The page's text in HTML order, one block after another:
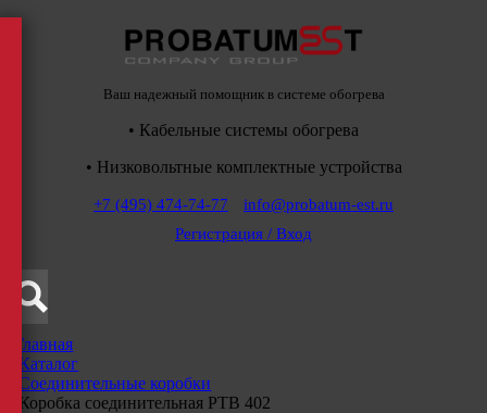
Ваш надежный помощник в системе обогрева
• Кабельные системы обогрева
• Низковольтные комплектные устройства
+7 (495) 474-74-77
info@probatum-est.ru
Регистрация / Вход
Главная
Каталог
Соединительные коробки
Коробка соединительная РТВ 402